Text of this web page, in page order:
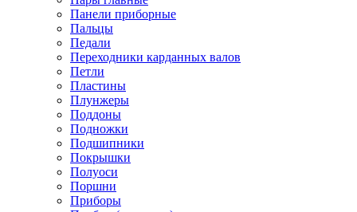
Панели приборные
Пальцы
Педали
Переходники карданных валов
Петли
Пластины
Плунжеры
Поддоны
Подножки
Подшипники
Покрышки
Полуоси
Поршни
Приборы